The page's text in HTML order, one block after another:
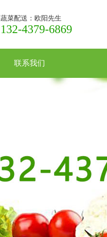
蔬菜配送：欧阳先生
132-4379-6869
联系我们